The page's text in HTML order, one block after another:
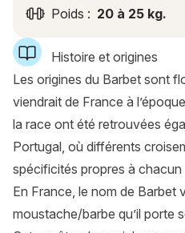
Poids : 20 à 25 kg.
Histoire et origines
Les origines du Barbet sont
viendrait de France à
la race ont été retrouvées
Portugal, où différents
spécificités propres à chacun
En France, le nom de Barbet
moustache/barbe qu’il porte